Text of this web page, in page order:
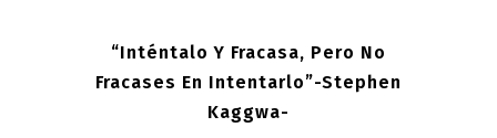
“Inténtalo Y Fracasa, Pero No
Fracases En Intentarlo”-Stephen
Kaggwa-